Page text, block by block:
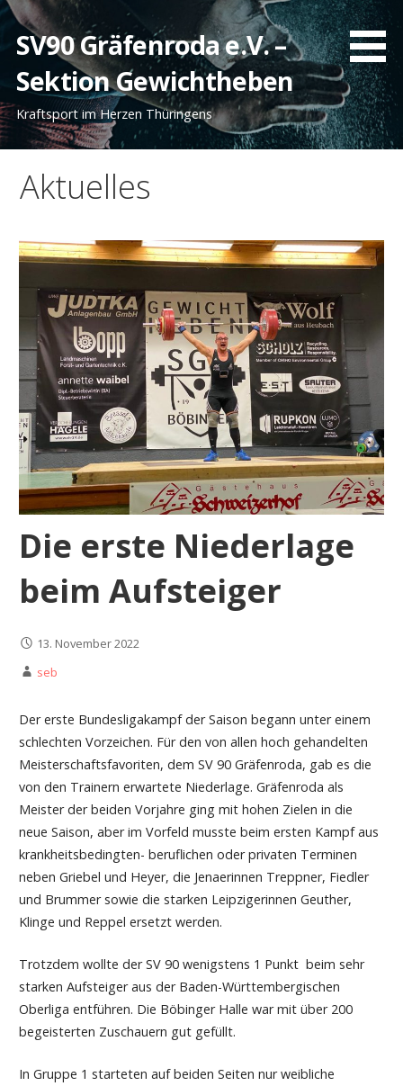
Zum
Inhalt
springen
SV90 Gräfenroda e.V. –
Sektion Gewichtheben
Kraftsport im Herzen Thüringens
Aktuelles
Die erste Niederlage
beim Aufsteiger
13. November 2022
seb
Der erste Bundesligakampf der Saison begann unter einem
schlechten Vorzeichen. Für den von allen hoch gehandelten
Meisterschaftsfavoriten, dem SV 90 Gräfenroda, gab es die
von den Trainern erwartete Niederlage. Gräfenroda als
Meister der beiden Vorjahre ging mit hohen Zielen in die
neue Saison, aber im Vorfeld musste beim ersten Kampf aus
krankheitsbedingten- beruflichen oder privaten Terminen
neben Griebel und Heyer, die Jenaerinnen Treppner, Fiedler
und Brummer sowie die starken Leipzigerinnen Geuther,
Klinge und Reppel ersetzt werden.
Trotzdem wollte der SV 90 wenigstens 1 Punkt beim sehr
starken Aufsteiger aus der Baden-Württembergischen
Oberliga entführen. Die Böbinger Halle war mit über 200
begeisterten Zuschauern gut gefüllt.
In Gruppe 1 starteten auf beiden Seiten nur weibliche